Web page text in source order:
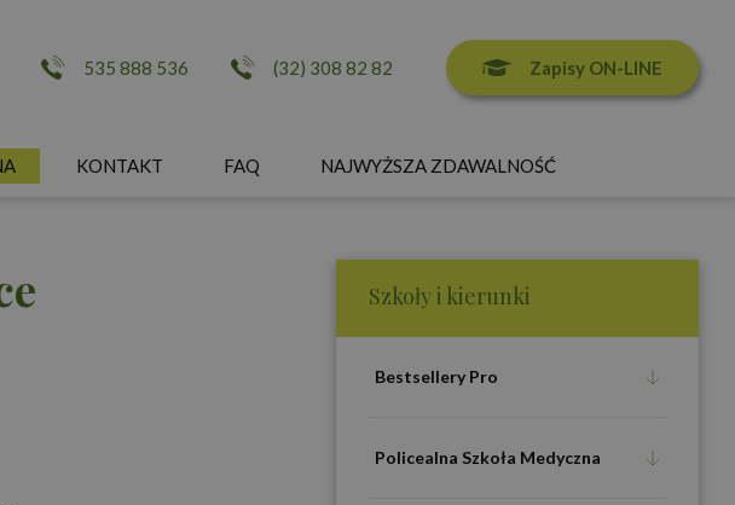
535 888 536 (32) 308 82 82 Zapisy ON-LINE
KONTAKT FAQ NAJWYŻSZA ZDAWALNOŚĆ
Szkoły i kierunki
Bestsellery Pro
Policealna Szkoła Medyczna